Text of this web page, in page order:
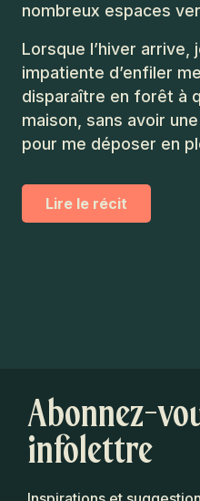
nombreux espaces
Lorsque l’hiver arrive,
impatiente d’enfiler
disparaître en forêt à
maison, sans avoir
pour me déposer en
Lire le récit
Abonnez-
infolettre